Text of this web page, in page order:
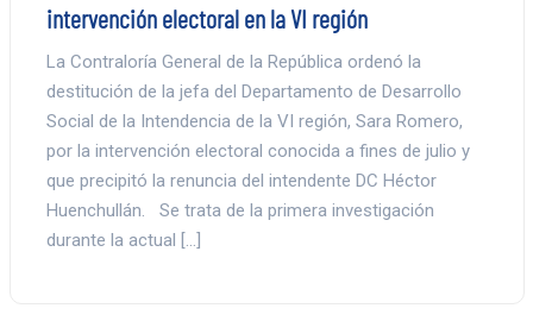
intervención electoral en la VI región
La Contraloría General de la República ordenó la
destitución de la jefa del Departamento de Desarrollo
Social de la Intendencia de la VI región, Sara Romero,
por la intervención electoral conocida a fines de julio y
que precipitó la renuncia del intendente DC Héctor
Huenchullán. Se trata de la primera investigación
durante la actual […]